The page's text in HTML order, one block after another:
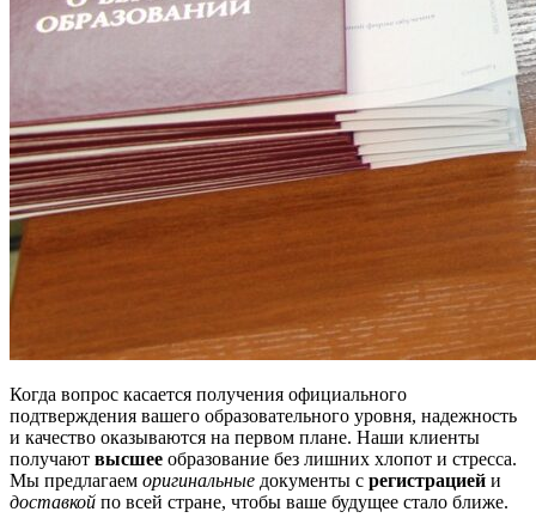
Когда вопрос касается получения официального
подтверждения вашего образовательного уровня, надежность
и качество оказываются на первом плане. Наши клиенты
получают высшее образование без лишних хлопот и стресса.
Мы предлагаем оригинальные документы с регистрацией и
доставкой по всей стране, чтобы ваше будущее стало ближе.